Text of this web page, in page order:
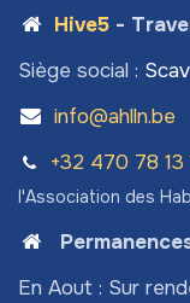
Hive5-
Siège social :
info@ahlln.be
+32 470 78​ 13
l'Association des
En Aout : Sur